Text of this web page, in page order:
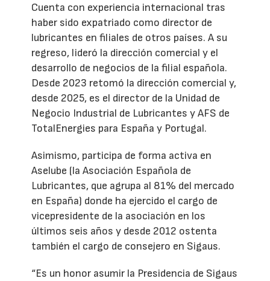
Cuenta con experiencia internacional tras
haber sido expatriado como director de
lubricantes en filiales de otros países. A su
regreso, lideró la dirección comercial y el
desarrollo de negocios de la filial española.
Desde 2023 retomó la dirección comercial y,
desde 2025, es el director de la Unidad de
Negocio Industrial de Lubricantes y AFS de
TotalEnergies para España y Portugal.
Asimismo, participa de forma activa en
Aselube (la Asociación Española de
Lubricantes, que agrupa al 81% del mercado
en España) donde ha ejercido el cargo de
vicepresidente de la asociación en los
últimos seis años y desde 2012 ostenta
también el cargo de consejero en Sigaus.
“Es un honor asumir la Presidencia de Sigaus